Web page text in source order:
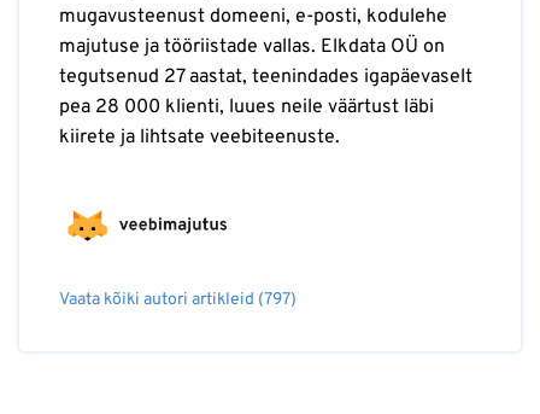
mugavusteenust domeeni, e-posti, kodulehe
majutuse ja tööriistade vallas. Elkdata OÜ on
tegutsenud 27 aastat, teenindades igapäevaselt
pea 28 000 klienti, luues neile väärtust läbi
kiirete ja lihtsate veebiteenuste.
Vaata kõiki autori artikleid (797)